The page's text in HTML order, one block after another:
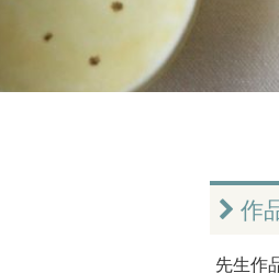
作
先生作